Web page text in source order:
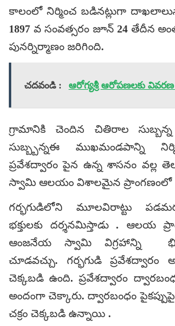
కాలంలో నిర్మించ బడినట్లుగా
1897 వ సంవత్సరం జూన్ 24 తేదీన
పునర్నిర్మాణం జరిగింది.
చదవండి : ఆరోగ్యశ్రీ ఆరోపణలకు వివరణ
గ్రామానికి చెందిన చితిరాల సుబ్బన్న
సుబ్బ్బన్నఈ ముఖమండపాన్ని
ప్రవేశద్వారం పైన ఉన్న శాసనం వల్ల
స్వామి ఆలయం విశాలమైన ప్రాంగణంలో
గర్భగుడిలోని మూలవిరాట్టు
భక్తులకు దర్శనమిస్తాడు . ఆలయ
ఆంజనేయ స్వామి విగ్రహాన్ని
చూడవచ్చు. గర్భగుడి
చెక్కబడి ఉంది. ప్రవేశద్వారం
అందంగా చెక్కారు. ద్వారబంధం పైకప్పుపై
చక్రం చెక్కబడి ఉన్నాయి .